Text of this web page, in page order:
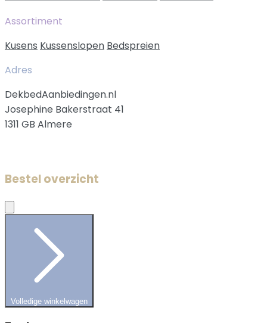
Assortiment
Kusens Kussenslopen Bedspreien
Adres
DekbedAanbiedingen.nl
Josephine Bakerstraat 41
1311 GB Almere
Bestel overzicht
Volledige winkelwagen